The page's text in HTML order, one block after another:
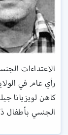
الاعتداءات
رأي عام في
الجنسي بأطفال